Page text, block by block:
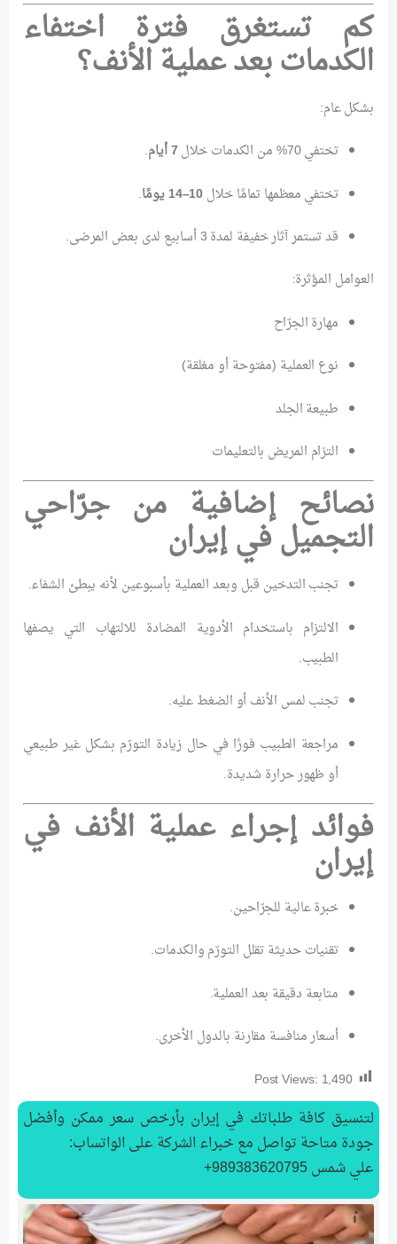
كم تستغرق فترة اختفاء
الكدمات بعد عملية الأنف؟
بشكل عام:
تختفي 70% من الكدمات خلال
7 أيام
.
تختفي معظمها تمامًا خلال10–14 يومًا
.
قد تستمر آثار خفيفة لمدة 3 أسابيع لدى بعض المرضى.
العوامل المؤثرة:
مهارة الجرّاح
نوع العملية (مفتوحة أو مغلقة)
طبيعة الجلد
التزام المريض بالتعليمات
نصائح إضافية من جرّاحي
التجميل في إيران
تجنب التدخين قبل وبعد العملية بأسبوعين لأنه يبطئ الشفاء.
الالتزام باستخدام الأدوية المضادة للالتهاب التي يصفها
الطبيب.
تجنب لمس الأنف أو الضغط عليه.
مراجعة الطبيب فورًا في حال زيادة التورّم بشكل غير طبيعي
أو ظهور حرارة شديدة.
فوائد إجراء عملية الأنف في
إيران
خبرة عالية للجرّاحين.
تقنيات حديثة تقلل التورّم والكدمات.
متابعة دقيقة بعد العملية.
أسعار منافسة مقارنة بالدول الأخرى.
Post Views: 1,490
لتنسیق كافة طلباتك في إيران بأرخص سعر ممكن وأفضل
جودة متاحة تواصل مع خبراء الشركة على الواتساب:
علي شمس 989383620795+